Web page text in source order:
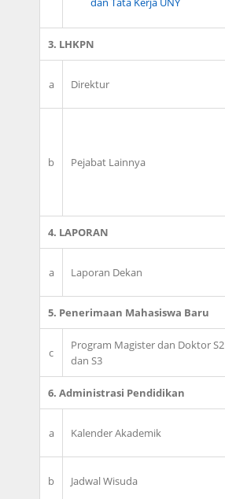
3. LHKPN
a Direktur
b Pejabat Lainnya
4. LAPORAN
a Laporan Dekan
5. Penerimaan Mahasiswa Baru
c
Program Magister dan Doktor S2
dan S3
6. Administrasi Pendidikan
a Kalender Akademik
b Jadwal Wisuda